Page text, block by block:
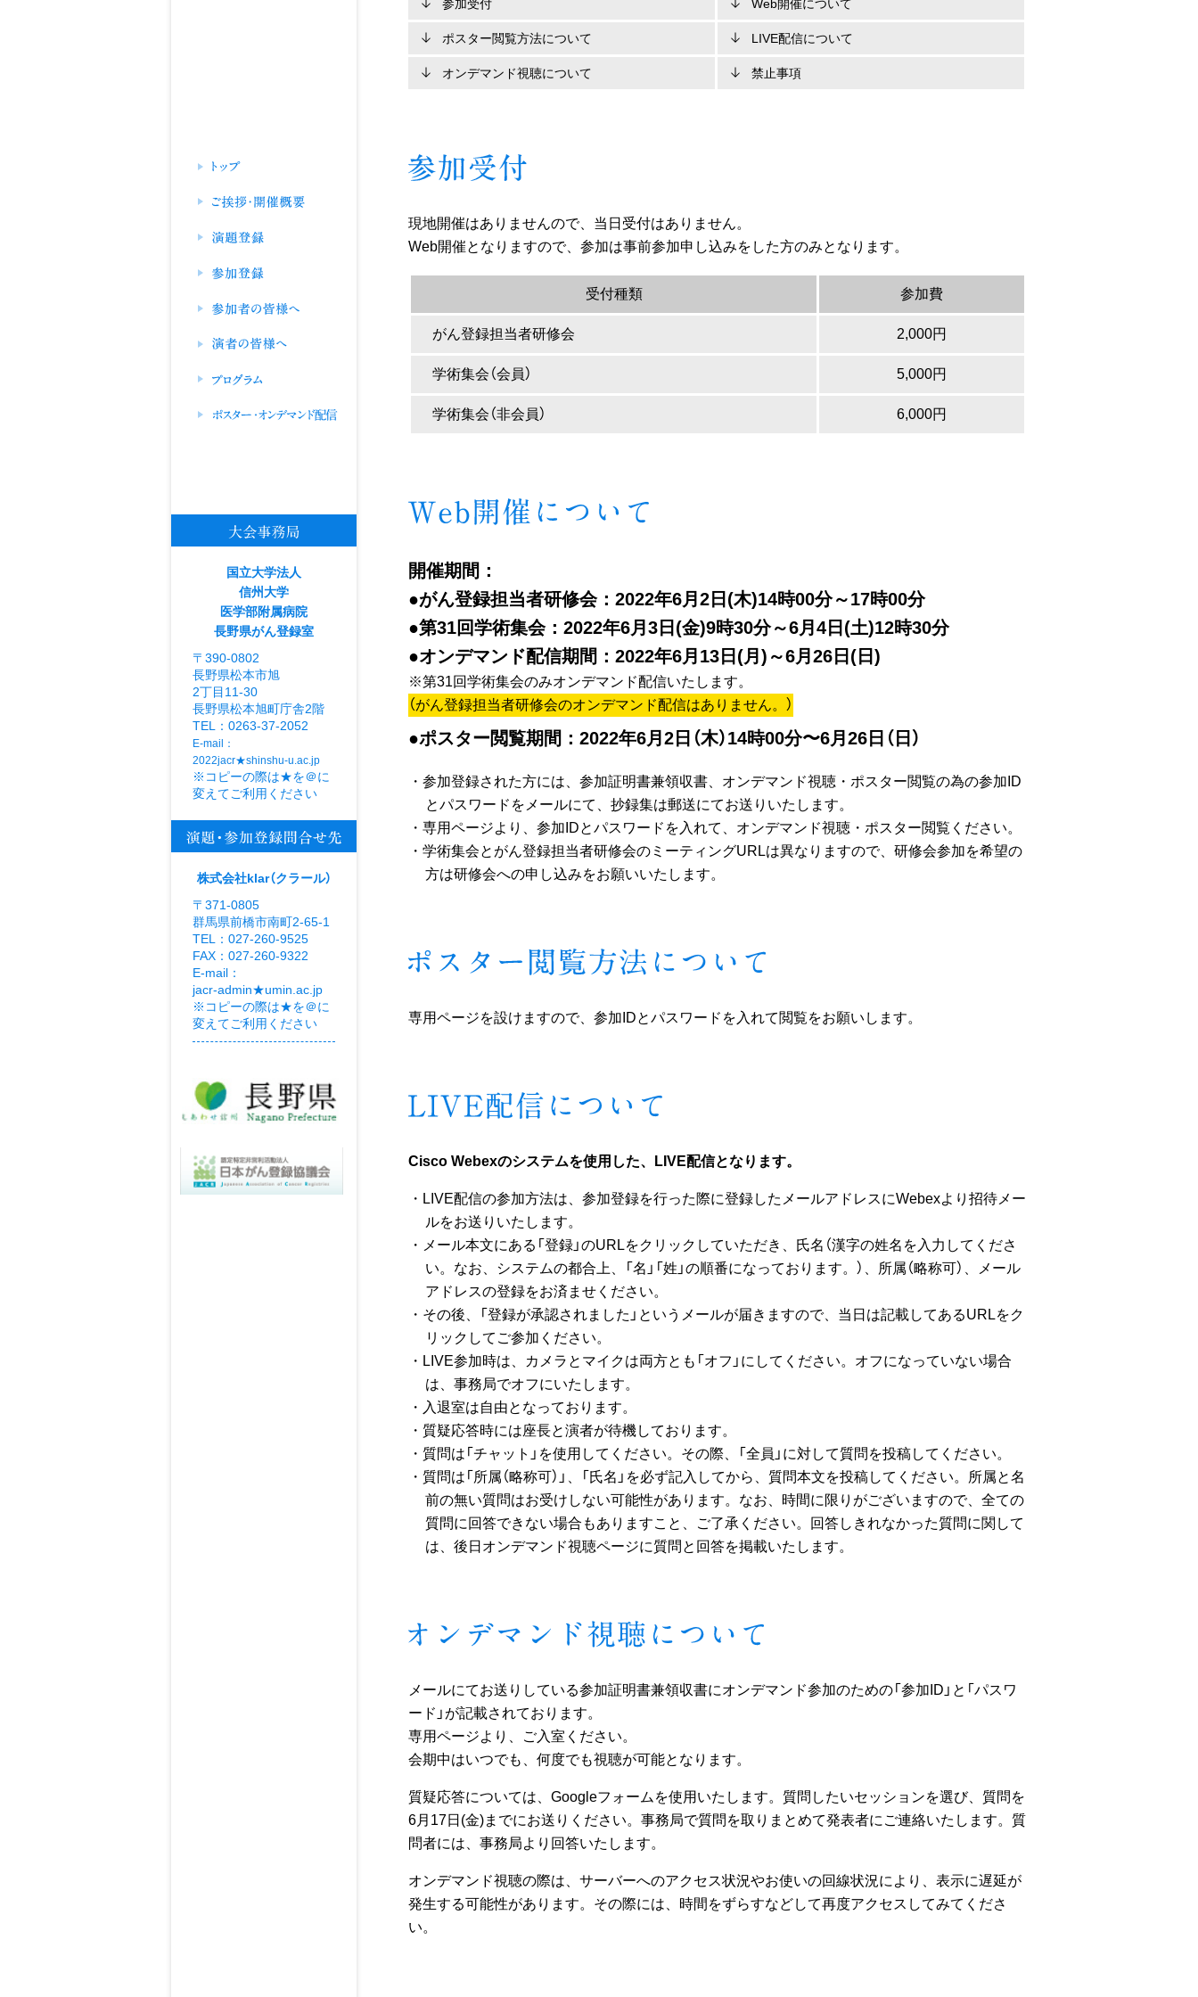
国立大学法人
信州大学
医学部附属病院
長野県がん登録室
〒390-0802
長野県松本市旭
2丁目11-30
長野県松本旭町庁舎2階
TEL：0263-37-2052
E-mail：
2022jacr★shinshu-u.ac.jp
※コピーの際は★を＠に
変えてご利用ください
株式会社klar（クラール）
〒371-0805
群馬県前橋市南町2-65-1
TEL：027-260-9525
FAX：027-260-9322
E-mail：
jacr-admin★umin.ac.jp
※コピーの際は★を＠に
変えてご利用ください
参加受付 Web開催について
ポスター閲覧方法について LIVE配信について
オンデマンド視聴について 禁止事項
現地開催はありませんので、当日受付はありません。
Web開催となりますので、参加は事前参加申し込みをした方のみとなります。
受付種類 参加費
がん登録担当者研修会 2,000円
学術集会（会員） 5,000円
学術集会（非会員） 6,000円
開催期間：
●がん登録担当者研修会：2022年6月2日(木)14時00分～17時00分
●第31回学術集会：2022年6月3日(金)9時30分～6月4日(土)12時30分
●オンデマンド配信期間：2022年6月13日(月)～6月26日(日)
※第31回学術集会のみオンデマンド配信いたします。
（がん登録担当者研修会のオンデマンド配信はありません。）
●ポスター閲覧期間：2022年6月2日（木）14時00分〜6月26日（日）
・参加登録された方には、参加証明書兼領収書、オンデマンド視聴・ポスター閲覧の為の参加ID
とパスワードをメールにて、抄録集は郵送にてお送りいたします。
・専用ページより、参加IDとパスワードを入れて、オンデマンド視聴・ポスター閲覧ください。
・学術集会とがん登録担当者研修会のミーティングURLは異なりますので、研修会参加を希望の
方は研修会への申し込みをお願いいたします。
専用ページを設けますので、参加IDとパスワードを入れて閲覧をお願いします。
Cisco Webexのシステムを使用した、LIVE配信となります。
・LIVE配信の参加方法は、参加登録を行った際に登録したメールアドレスにWebexより招待メー
ルをお送りいたします。
・メール本文にある「登録」のURLをクリックしていただき、氏名（漢字の姓名を入力してくださ
い。なお、システムの都合上、「名」「姓」の順番になっております。）、所属（略称可）、メール
アドレスの登録をお済ませください。
・その後、「登録が承認されました」というメールが届きますので、当日は記載してあるURLをク
リックしてご参加ください。
・LIVE参加時は、カメラとマイクは両方とも「オフ」にしてください。オフになっていない場合
は、事務局でオフにいたします。
・入退室は自由となっております。
・質疑応答時には座長と演者が待機しております。
・質問は「チャット」を使用してください。その際、「全員」に対して質問を投稿してください。
・質問は「所属（略称可）」、「氏名」を必ず記入してから、質問本文を投稿してください。所属と名
前の無い質問はお受けしない可能性があります。なお、時間に限りがございますので、全ての
質問に回答できない場合もありますこと、ご了承ください。回答しきれなかった質問に関して
は、後日オンデマンド視聴ページに質問と回答を掲載いたします。
メールにてお送りしている参加証明書兼領収書にオンデマンド参加のための「参加ID」と「パスワ
ード」が記載されております。
専用ページより、ご入室ください。
会期中はいつでも、何度でも視聴が可能となります。
質疑応答については、Googleフォームを使用いたします。質問したいセッションを選び、質問を
6月17日(金)までにお送りください。事務局で質問を取りまとめて発表者にご連絡いたします。質
問者には、事務局より回答いたします。
オンデマンド視聴の際は、サーバーへのアクセス状況やお使いの回線状況により、表示に遅延が
発生する可能性があります。その際には、時間をずらすなどして再度アクセスしてみてくださ
い。